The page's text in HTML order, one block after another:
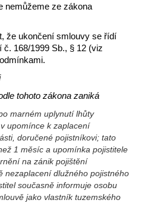
nemůžeme ze zákona
že ukončení smlouvy se řídí
168/1999 Sb., § 12 (viz
tohoto zákona zaniká
marném uplynutí lhůty
upomínce k zaplacení
doručené pojistníkovi; tato
1 měsíc a upomínka pojistitele
na zánik pojištění
nezaplacení dlužného pojistného
současně informuje osobu
jako vlastník tuzemského